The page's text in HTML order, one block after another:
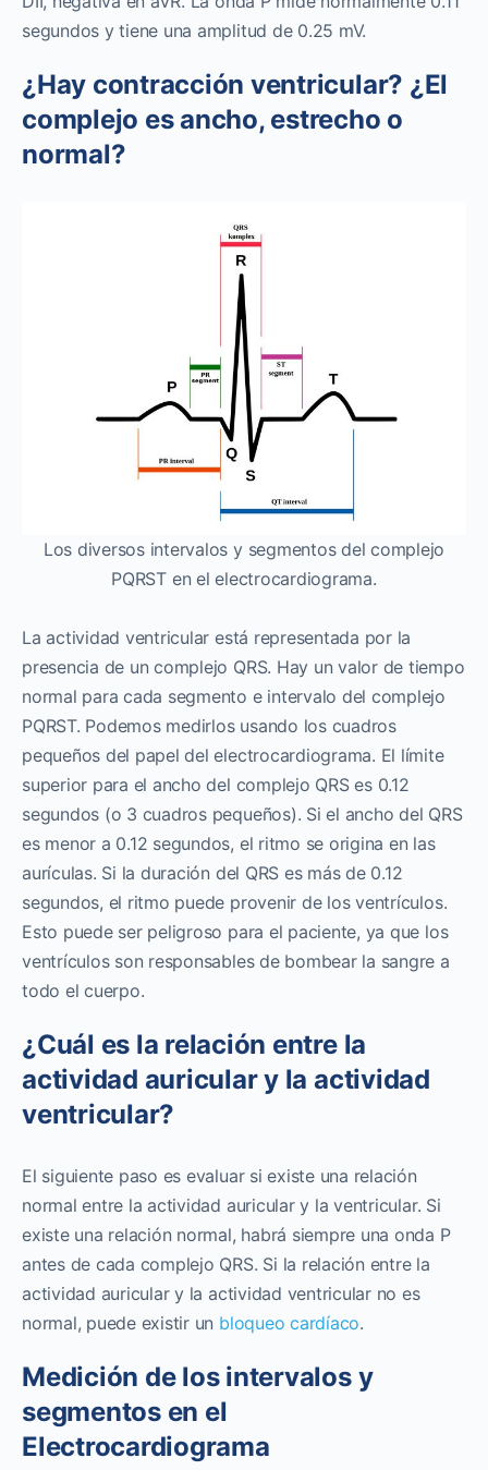
segundos y tiene una amplitud de 0.25 mV.
¿Hay contracción ventricular? ¿El
complejo es ancho, estrecho o
normal?
Los diversos intervalos y segmentos del complejo
PQRST en el electrocardiograma.
La actividad ventricular está representada por la
presencia de un complejo QRS. Hay un valor de tiempo
normal para cada segmento e intervalo del complejo
PQRST. Podemos medirlos usando los cuadros
pequeños del papel del electrocardiograma. El límite
superior para el ancho del complejo QRS es 0.12
segundos (o 3 cuadros pequeños). Si el ancho del QRS
es menor a 0.12 segundos, el ritmo se origina en las
aurículas. Si la duración del QRS es más de 0.12
segundos, el ritmo puede provenir de los ventrículos.
Esto puede ser peligroso para el paciente, ya que los
ventrículos son responsables de bombear la sangre a
todo el cuerpo.
¿Cuál es la relación entre la
actividad auricular y la actividad
ventricular?
El siguiente paso es evaluar si existe una relación
normal entre la actividad auricular y la ventricular. Si
existe una relación normal, habrá siempre una onda P
antes de cada complejo QRS. Si la relación entre la
actividad auricular y la actividad ventricular no es
normal, puede existir un bloqueo cardíaco.
Medición de los intervalos y
segmentos en el
Electrocardiograma